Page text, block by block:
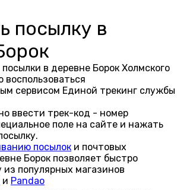
посылку в
в деревне Борок Холмского
воспользоваться
сервисом Единой трекинг службы
ввести трек-код - номер
поле на сайте и нажать
посылок и почтовых
Борок позволяет быстро
из популярных магазинов
и Pandao